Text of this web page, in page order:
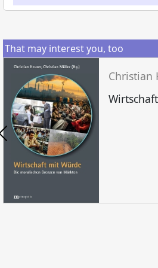
That may interest you, too